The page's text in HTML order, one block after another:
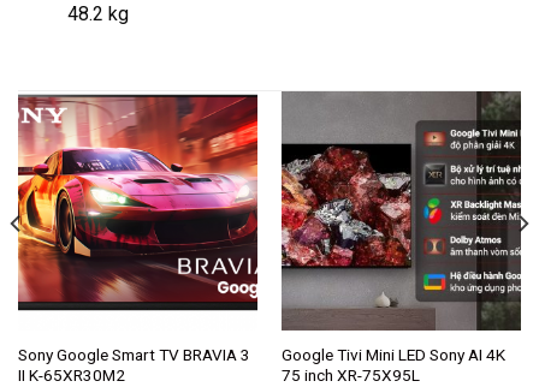
48.2 kg
Sony Google Smart TV BRAVIA 3
II K-65XR30M2
Google Tivi Mini LED Sony AI 4K
75 inch XR-75X95L